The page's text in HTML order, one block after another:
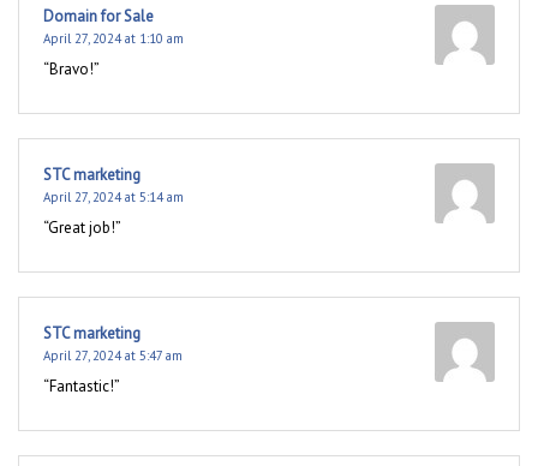
Domain for Sale
April 27, 2024 at 1:10 am
“Bravo!”
STC marketing
April 27, 2024 at 5:14 am
“Great job!”
STC marketing
April 27, 2024 at 5:47 am
“Fantastic!”